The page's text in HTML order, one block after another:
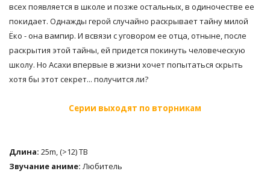
всех появляется в школе и позже остальных, в одиночестве ее
покидает. Однажды герой случайно раскрывает тайну милой
Ёко - она вампир. И всвязи с уговором ее отца, отныне, после
раскрытия этой тайны, ей придется покинуть человеческую
школу. Но Асахи впервые в жизни хочет попытаться скрыть
хотя бы этот секрет... получится ли?
Серии выходят по вторникам
Длина: 25m, (>12) ТВ
Звучание аниме: Любитель